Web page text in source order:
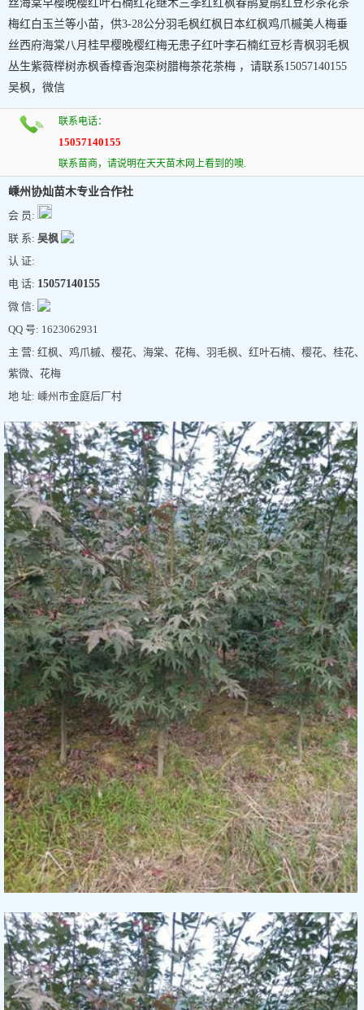
丝海棠早樱晚樱红叶石楠红花继木三季红红枫春鹃夏鹃红豆杉茶花茶
梅红白玉兰等小苗，供3-28公分羽毛枫红枫日本红枫鸡爪槭美人梅垂
丝西府海棠八月桂早樱晚樱红梅无患子红叶李石楠红豆杉青枫羽毛枫
丛生紫薇榉树赤枫香樟香泡栾树腊梅茶花茶梅 ，请联系15057140155
吴枫，微信
联系电话：
15057140155
联系苗商，请说明在天天苗木网上看到的噢.
嵊州协灿苗木专业合作社
会 员:
联 系: 吴枫
认 证:
电 话: 15057140155
微 信:
QQ 号: 1623062931
主 营: 红枫、鸡爪槭、樱花、海棠、花梅、羽毛枫、红叶石楠、樱花、桂花、
紫微、花梅
地 址: 嵊州市金庭后厂村